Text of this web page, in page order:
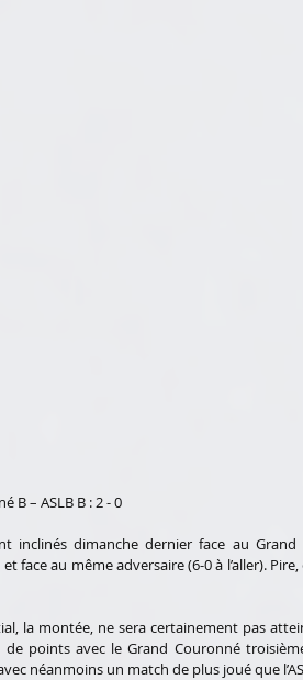
B – ASLB B : 2 - 0
inclinés dimanche dernier face au
face au même adversaire (6-0 à l’aller).
la montée, ne sera certainement pas
de points avec le Grand Couronné
néanmoins un match de plus joué que